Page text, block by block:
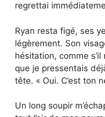
regrettai
Ryan resta figé, ses
légèrement. Son
hésitation, comme
que je pressentais
tête. « Oui. C’est ton
Un long soupir